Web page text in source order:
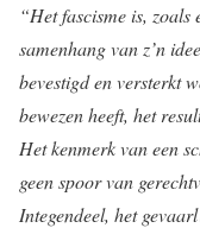
“Het fascisme is, zoals
samenhang van z’n
bevestigd en versterkt
bewezen heeft, het
Het kenmerk van een
geen spoor van
Integendeel, het